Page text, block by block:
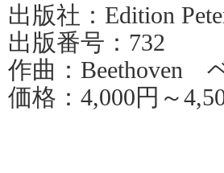
出版社：Edition
出版番号：732
作曲：Beethoven
価格：4,000円～